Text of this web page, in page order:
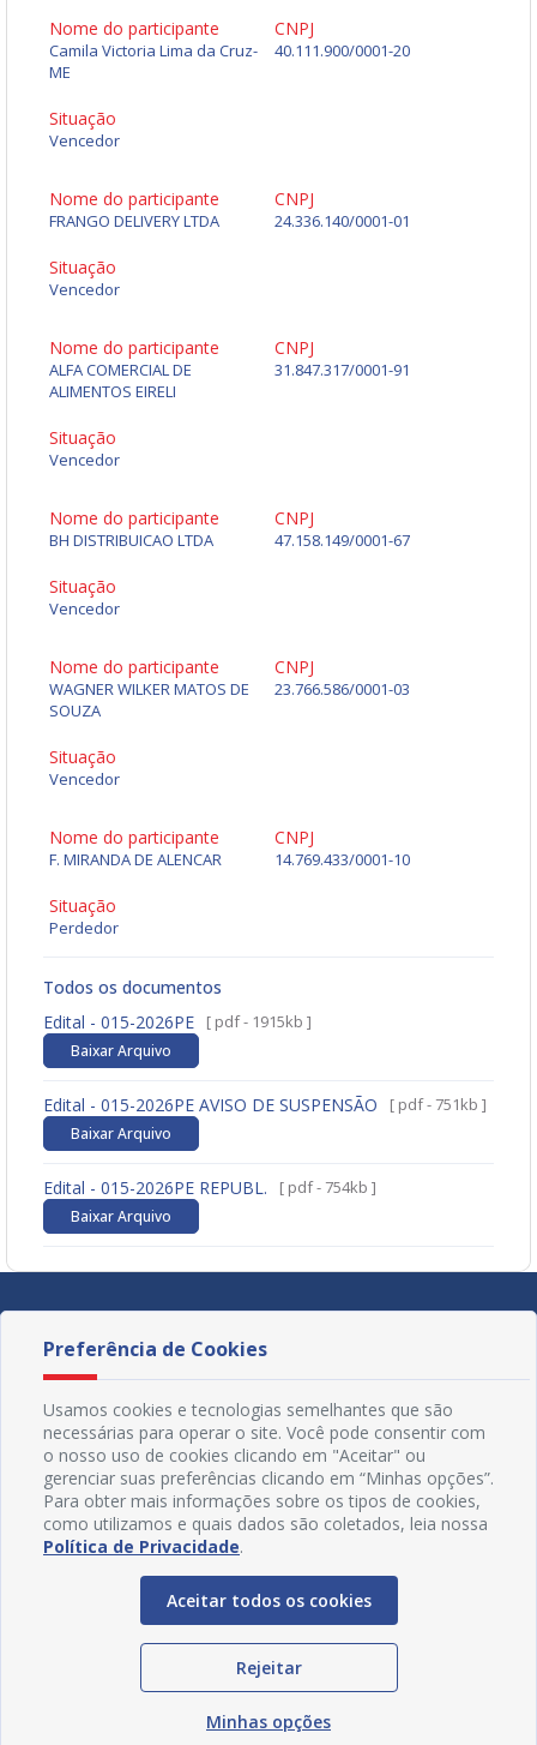
Nome do participante
Camila Victoria Lima da Cruz-
ME
CNPJ
40.111.900/0001-20
Situação
Vencedor
Nome do participante
FRANGO DELIVERY LTDA
CNPJ
24.336.140/0001-01
Situação
Vencedor
Nome do participante
ALFA COMERCIAL DE
ALIMENTOS EIRELI
CNPJ
31.847.317/0001-91
Situação
Vencedor
Nome do participante
BH DISTRIBUICAO LTDA
CNPJ
47.158.149/0001-67
Situação
Vencedor
Nome do participante
WAGNER WILKER MATOS DE
SOUZA
CNPJ
23.766.586/0001-03
Situação
Vencedor
Nome do participante
F. MIRANDA DE ALENCAR
CNPJ
14.769.433/0001-10
Situação
Perdedor
Todos os documentos
Edital - 015-2026PE
[ pdf - 1915kb ]
Baixar Arquivo
Edital - 015-2026PE AVISO DE SUSPENSÃO [ pdf - 751kb ]
Baixar Arquivo
Edital - 015-2026PE REPUBL. [ pdf - 754kb ]
Baixar Arquivo
Redes Sociais
Preferência de Cookies
Usamos cookies e tecnologias semelhantes que são
necessárias para operar o site. Você pode consentir com
o nosso uso de cookies clicando em "Aceitar" ou
gerenciar suas preferências clicando em “Minhas opções”.
Para obter mais informações sobre os tipos de cookies,
como utilizamos e quais dados são coletados, leia nossa
Política de Privacidade.
Aceitar todos os cookies
Rejeitar
Minhas opções